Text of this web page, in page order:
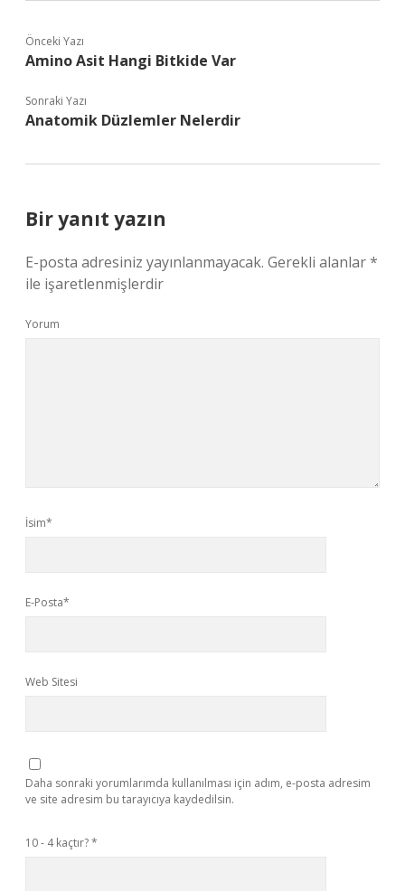
Önceki Yazı
Amino Asit Hangi Bitkide Var
Sonraki Yazı
Anatomik Düzlemler Nelerdir
Bir yanıt yazın
E-posta adresiniz yayınlanmayacak. Gerekli alanlar*
ile işaretlenmişlerdir
Yorum
İsim*
E-Posta*
Web Sitesi
Daha sonraki yorumlarımda kullanılması için adım, e-posta adresim
ve site adresim bu tarayıcıya kaydedilsin.
10 - 4 kaçtır?*